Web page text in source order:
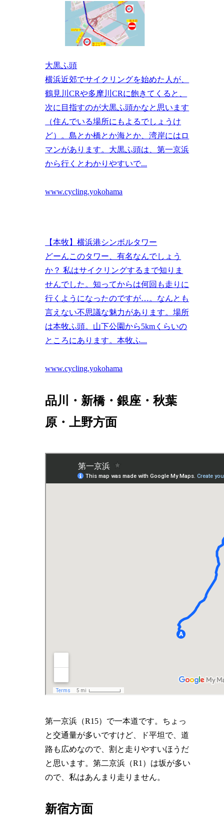
大黒ふ頭
横浜近郊でサイクリングを始めた人が、
鶴見川CRや多摩川CRに飽きてくると、
次に目指すのが大黒ふ頭かなと思います
（住んでいる場所にもよるでしょうけ
ど）。島とか橋とか海とか、湾岸にはロ
マンがあります。大黒ふ頭は、第一京浜
から行くとわかりやすいで...
www.cycling.yokohama
【本牧】横浜港シンボルタワー
どーんこのタワー、有名なんでしょう
か？ 私はサイクリングするまで知りま
せんでした。知ってからは何回も走りに
行くようになったのですが…。なんとも
言えない不思議な魅力があります。場所
は本牧ふ頭。山下公園から5kmくらいの
ところにあります。本牧ふ...
www.cycling.yokohama
品川・新橋・銀座・秋葉
原・上野方面
第一京浜（R15）で一本道です。ちょっ
と交通量が多いですけど、ド平坦で、道
路も広めなので、割と走りやすいほうだ
と思います。第二京浜（R1）は坂が多い
ので、私はあんまり走りません。
新宿方面